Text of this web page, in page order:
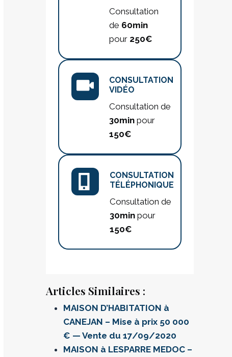
Consultation
de 60min
pour 250€
CONSULTATION
VIDÉO
Consultation de
30min pour
150€
CONSULTATION
TÉLÉPHONIQUE
Consultation de
30min pour
150€
Articles Similaires :
MAISON D’HABITATION à
CANEJAN – Mise à prix 50 000
€ — Vente du 17/09/2020
MAISON à LESPARRE MEDOC –